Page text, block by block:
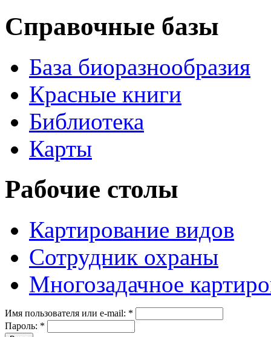
Справочные базы
База биоразнообразия
Красные книги
Библиотека
Карты
Рабочие столы
Картирование видов
Сотрудник охраны
Многозадачное
Имя пользователя или e-mail: *
Пароль: *